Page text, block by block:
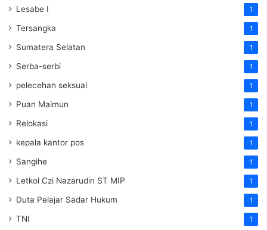
Lesabe I 1
Tersangka 1
Sumatera Selatan 1
Serba-serbi 1
pelecehan seksual 1
Puan Maimun 1
Relokasi 1
kepala kantor pos 1
Sangihe 1
Letkol Czi Nazarudin ST MIP 1
Duta Pelajar Sadar Hukum 1
TNI 1